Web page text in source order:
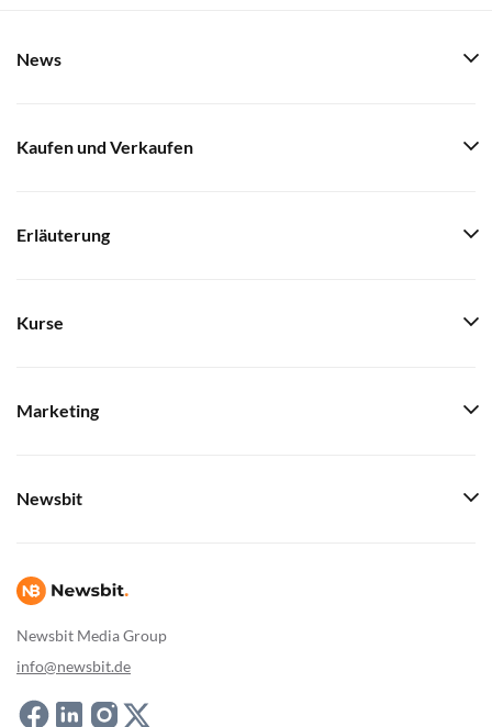
Newsbit Media Group
info@newsbit.de
News
Kaufen und Verkaufen
Erläuterung
Kurse
Marketing
Newsbit